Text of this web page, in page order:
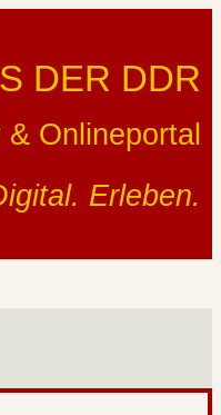
DER DDR
Onlineportal
Erleben.